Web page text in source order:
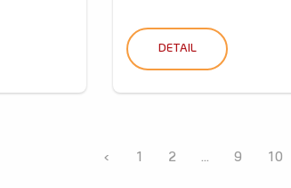
DETAIL
‹ 1 2 ... 9 10